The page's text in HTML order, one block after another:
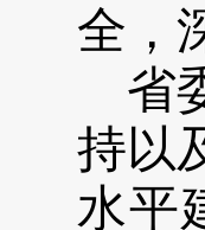
全，
省
持以
水平